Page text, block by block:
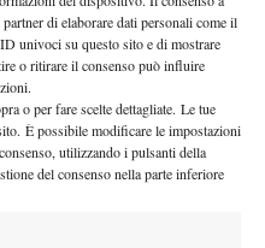
di elaborare dati personali come il
univoci su questo sito e di mostrare
o ritirare il consenso può influire
o per fare scelte dettagliate. Le tue
È possibile modificare le impostazioni
utilizzando i pulsanti della
del consenso nella parte inferiore